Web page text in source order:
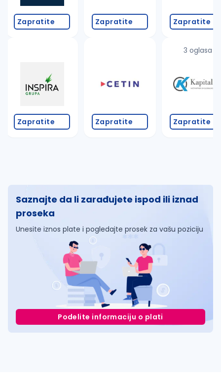
Zapratite
Zapratite
Zapratite
Zapratite
Zapratite
3 oglasa
Zapratite
Saznajte da li zarađujete ispod ili iznad
proseka
Unesite iznos plate i pogledajte prosek za vašu poziciju
Podelite informaciju o plati